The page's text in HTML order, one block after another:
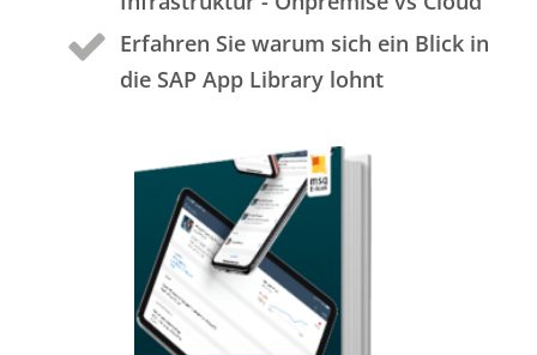
Erfahren Sie warum sich ein Blick in
die SAP App Library lohnt